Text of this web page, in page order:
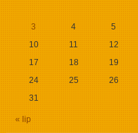
« lip
3
4 5
10
11 12
17
18 19
24
25 26
31